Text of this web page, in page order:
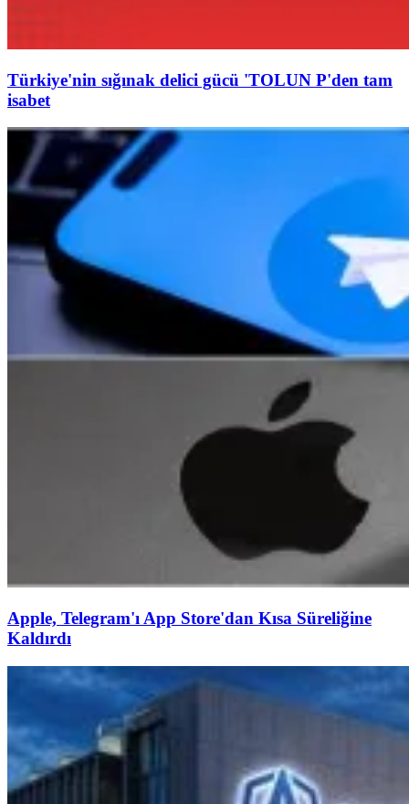
Türkiye'nin sığınak delici gücü 'TOLUN P'den tam
isabet
Apple, Telegram'ı App Store'dan Kısa Süreliğine
Kaldırdı